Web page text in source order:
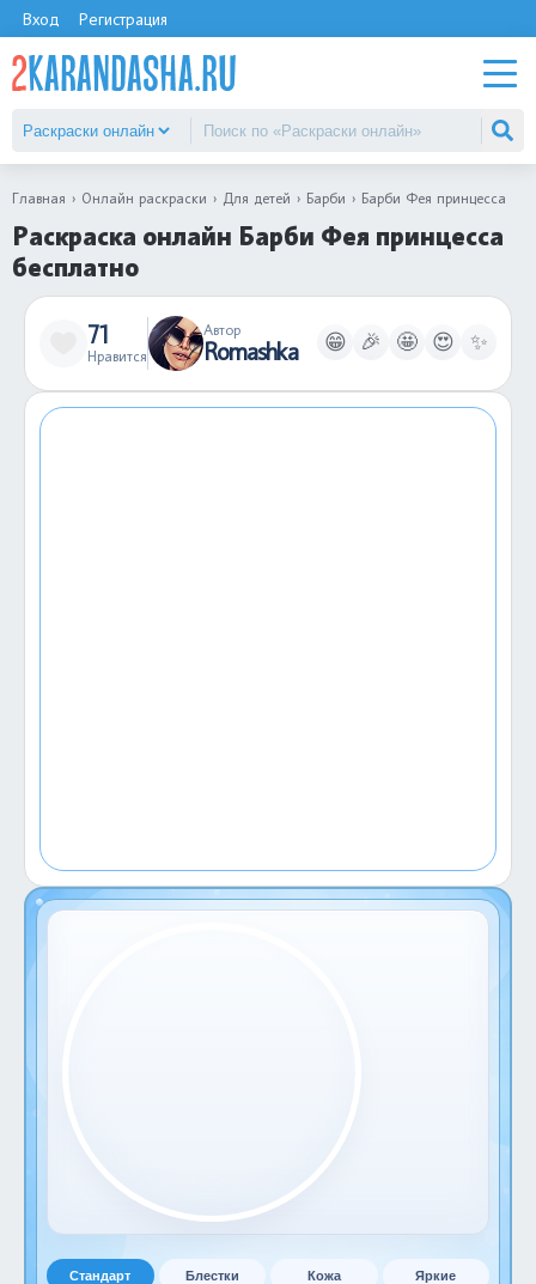
Вход Регистрация
Главная Онлайн раскраски Для детей Барби Барби Фея принцесса
Раскраска онлайн Барби Фея принцесса
бесплатно
Стандарт Блестки Кожа Яркие
71
Нравится
Автор
Romashka 😁 🎉 🤩 😍 ✨